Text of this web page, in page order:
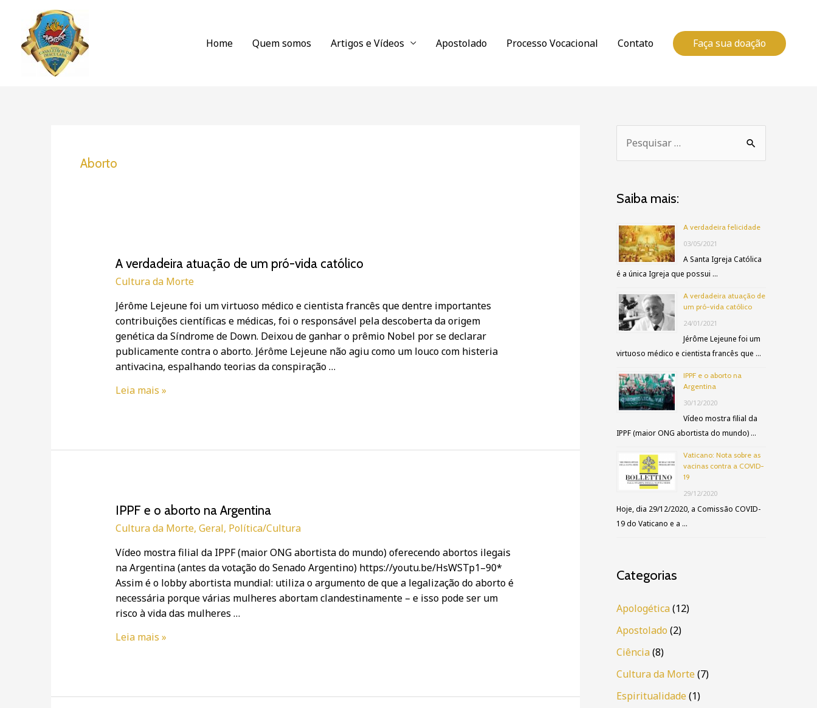
conteúdo
Home Quem somos Artigos e Vídeos Apostolado Processo Vocacional Contato Faça sua doação
Aborto
A verdadeira atuação de um pró-vida católico
Cultura da Morte
Jérôme Lejeune foi um virtuoso médico e cientista francês que dentre importantes
contribuições científicas e médicas, foi o responsável pela descoberta da origem
genética da Síndrome de Down. Deixou de ganhar o prêmio Nobel por se declarar
publicamente contra o aborto. Jérôme Lejeune não agiu como um louco com histeria
antivacina, espalhando teorias da conspiração …
A
verdadeira
de
um
pró-
vida
católico
Leia mais »
IPPF e o aborto na Argentina
Cultura da Morte,Geral, Política/Cultura
Vídeo mostra filial da IPPF (maior ONG abortista do mundo) oferecendo abortos ilegais
na Argentina (antes da votação do Senado Argentino) https://youtu.be/HsWSTp1–90*
Assim é o lobby abortista mundial: utiliza o argumento de que a legalização do aborto é
necessária porque várias mulheres abortam clandestinamente – e isso pode ser um
risco à vida das mulheres …
IPPF
e
aborto
na
Argentina
Leia mais »
e
q
u
i
s
r
p
r
Saiba mais:
A verdadeira felicidade
03/05/2021
A Santa Igreja Católica
é a única Igreja que possui …
A verdadeira atuação de
um pró-vida católico
24/01/2021
Jérôme Lejeune foi um
virtuoso médico e cientista francês que …
IPPF e o aborto na
Argentina
30/12/2020
Vídeo mostra filial da
IPPF (maior ONG abortista do mundo) …
Vaticano: Nota sobre as
vacinas contra a COVID-
19
29/12/2020
Hoje, dia 29/12/2020, a Comissão COVID-
19 do Vaticano e a …
Categorias
Apologética(12)
Apostolado (2)
Ciência(8)
Cultura da Morte(7)
Espiritualidade(1)